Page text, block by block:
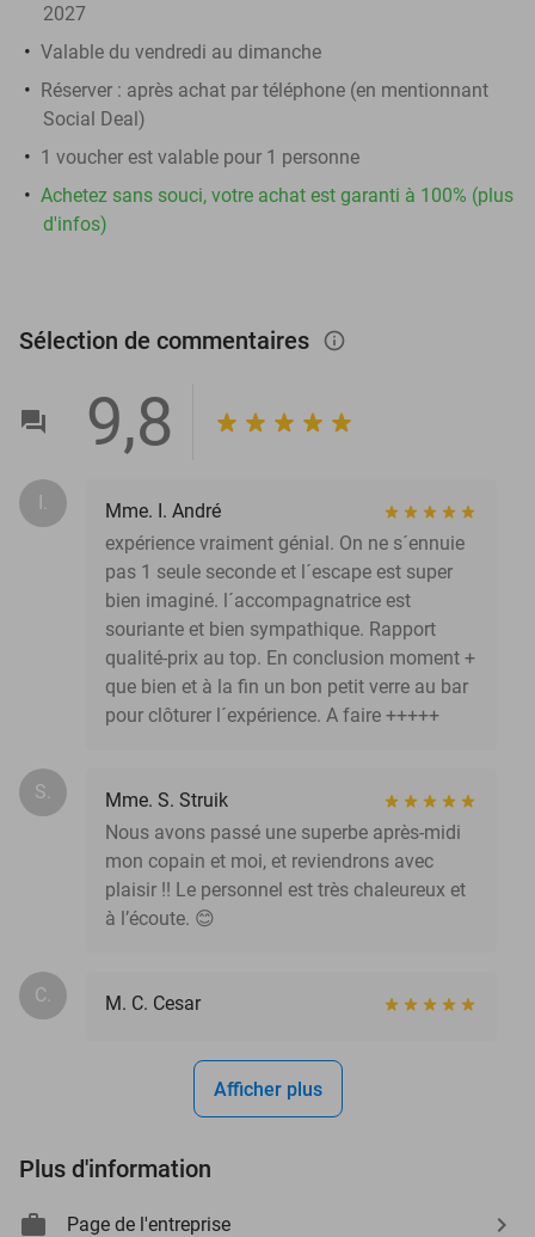
2027
Valable du vendredi au dimanche
Réserver : après achat par téléphone (en mentionnant
Social Deal)
1 voucher est valable pour 1 personne
Achetez sans souci, votre achat est garanti à 100% (plus
d'infos)
Sélection de commentaires info_outlined
9,8
I.
Mme. I. André
expérience vraiment génial. On ne s´ennuie
pas 1 seule seconde et l´escape est super
bien imaginé. l´accompagnatrice est
souriante et bien sympathique. Rapport
qualité-prix au top. En conclusion moment +
que bien et à la fin un bon petit verre au bar
pour clôturer l´expérience. A faire +++++
S.
Mme. S. Struik
Nous avons passé une superbe après-midi
mon copain et moi, et reviendrons avec
plaisir !! Le personnel est très chaleureux et
à l’écoute. 😊
C. M. C. Cesar
Afficher plus
Plus d'information
Page de l'entreprise